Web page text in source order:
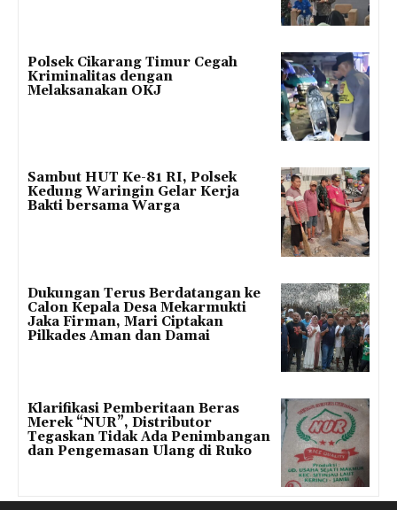
Polsek Cikarang Timur Cegah
Kriminalitas dengan
Melaksanakan OKJ
Sambut HUT Ke-81 RI, Polsek
Kedung Waringin Gelar Kerja
Bakti bersama Warga
Dukungan Terus Berdatangan ke
Calon Kepala Desa Mekarmukti
Jaka Firman, Mari Ciptakan
Pilkades Aman dan Damai
Klarifikasi Pemberitaan Beras
Merek “NUR”, Distributor
Tegaskan Tidak Ada Penimbangan
dan Pengemasan Ulang di Ruko